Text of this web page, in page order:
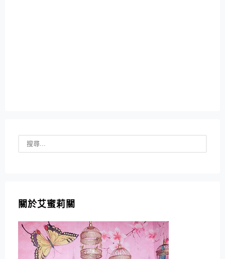
關於艾蜜莉關